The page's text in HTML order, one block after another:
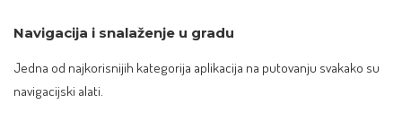
Navigacija i snalaženje u gradu
Jedna od najkorisnijih kategorija aplikacija na putovanju svakako su
navigacijski alati.